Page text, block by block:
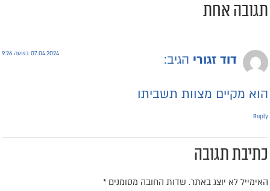
אחת
דוד זגורי הגיב: 07.04.2024 בשעה 9:26
מקיים מצוות תשביתו
תגובה
לא יוצג באתר. שדות החובה מסומנים